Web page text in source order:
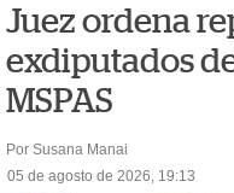
Juez ordena
exdiputados
MSPAS
Por Susana Manai
05 de agosto de 2026, 19:13